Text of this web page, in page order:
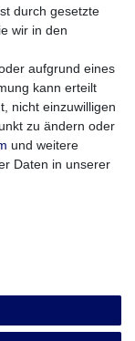
durch gesetzte
wir in den
aufgrund eines
kann erteilt
nicht einzuwilligen
zu ändern oder
und weitere
Daten in unserer